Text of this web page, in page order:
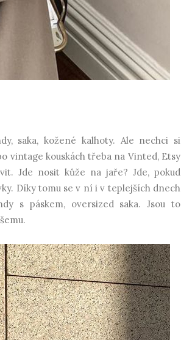
saka, kožené kalhoty. Ale nechci si
vintage kouskách třeba na Vinted, Etsy
Jde nosit kůže na jaře? Jde, pokud
Díky tomu se v ní i v teplejších dnech
s páskem, oversized saka. Jsou to